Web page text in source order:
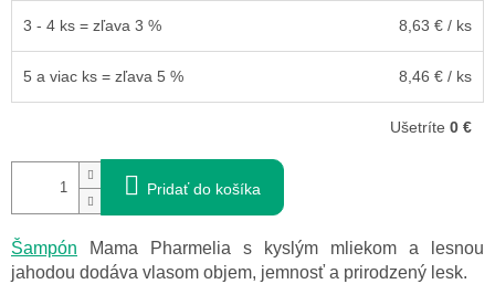
3 - 4 ks = zľava 3 % 8,63 € / ks
5 a viac ks = zľava 5 % 8,46 € / ks
Ušetríte 0 €
Pridať do košíka
Šampón Mama Pharmelia s kyslým mliekom a lesnou
jahodou dodáva vlasom objem, jemnosť a prirodzený lesk.